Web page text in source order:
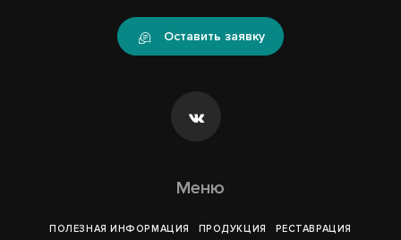
Оставить заявку
Меню
ПОЛЕЗНАЯ ИНФОРМАЦИЯ ПРОДУКЦИЯ РЕСТАВРАЦИЯ